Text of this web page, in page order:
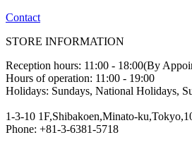
Contact
STORE INFORMATION
Reception hours: 11:00 - 18:00(By
Hours of operation: 11:00 - 19:00
Holidays: Sundays, National Holidays,
1-3-10 1F,Shibakoen,Minato-
Phone: +81-3-6381-5718